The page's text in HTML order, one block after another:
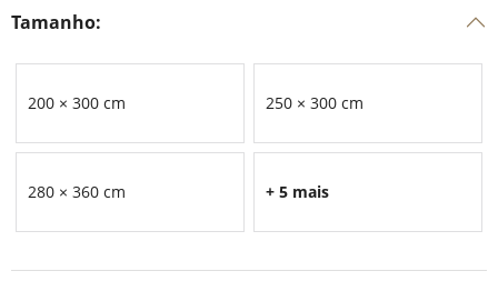
Tamanho:
200 × 300 cm 250 × 300 cm
280 × 360 cm + 5 mais